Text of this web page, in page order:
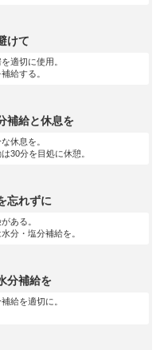
けて
適切に使用。
給する。
補給と休息を
休息を。
30分を目処に休憩。
忘れずに
ある。
分・塩分補給を。
分補給を
給を適切に。